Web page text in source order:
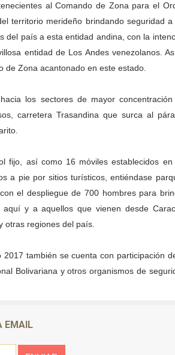
en proceso de ruralidad
Vigía con microcréditos a
el sector La Montañita
Mundial de la Lactancia Materna
recreación y cultura a niños
deportivos de Zea en una
Mérida con plan de actualización
para la instalación del detector
al Comando de Zona para el
territorio merideño brindando seguridad a
del país a esta entidad andina, con la
entidad de Los Andes venezolanos.
de Zona acantonado en este estado.
los sectores de mayor
carretera Trasandina que surca al
fijo, así como 16 móviles establecidos en
a pie por sitios turísticos, entiéndase
el despliegue de 700 hombres para
y a aquellos que vienen desde
otras regiones del país.
también se cuenta con participación
Bolivariana y otros organismos de
EMAIL